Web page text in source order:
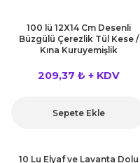
100 lü 12X14 Cm Desenli
Büzgülü Çerezlik Tül Kese /
Kına Kuruyemişlik
209,37 ₺ + KDV
Sepete Ekle
10 Lu Elyaf ve Lavanta Dolu